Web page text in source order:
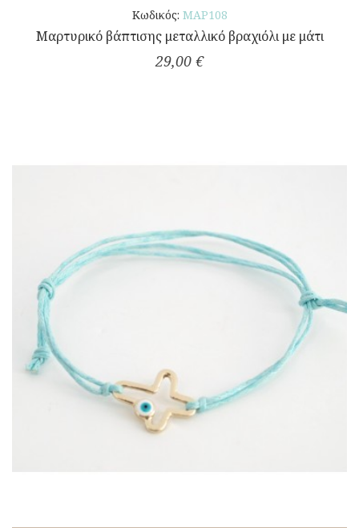
Κωδικός: ΜΑΡ108
Μαρτυρικό βάπτισης μεταλλικό βραχιόλι με μάτι
29,00 €